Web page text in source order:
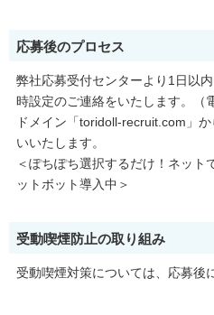
応募後のプロセス
弊社応募受付センターより1日以
時設定のご連絡をいたします。（
ドメイン「toridoll-recruit.com」
いいたします。
＜ぽちぽち選択するだけ！ネット
ットボット導入中＞
受動喫煙防止の取り組み
受動喫煙対策については、応募後